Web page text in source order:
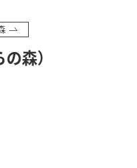
森）